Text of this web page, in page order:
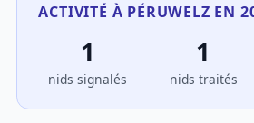
ACTIVITÉ À PÉRUWELZ EN
1
nids signalés
1
nids traités